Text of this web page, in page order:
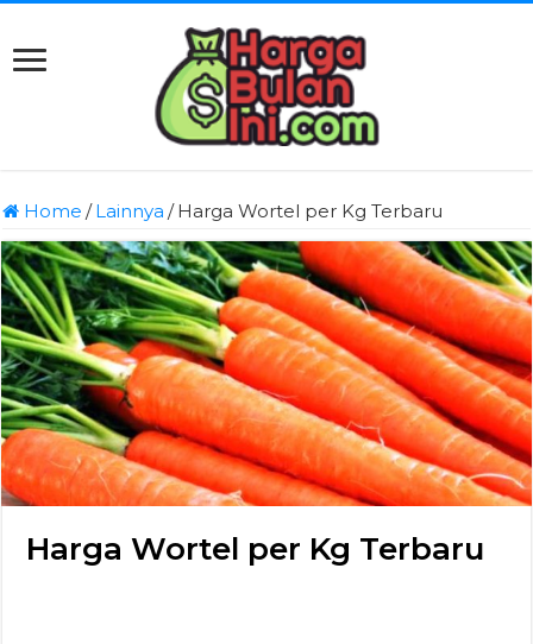
Home /Lainnya /Harga Wortel per Kg Terbaru
Harga Wortel per Kg Terbaru